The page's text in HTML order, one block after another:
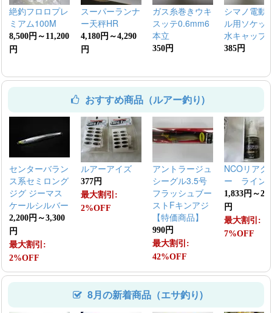
絶釣フロロプレ
ミアム100M
8,500円～11,200
円
スーパーランナ
ー天秤HR
4,180円～4,290
円
ガス糸巻きウキ
スッテ0.6mm6
本立
350円
シマノ電動
ル用ソケッ
水キャップ
385円
おすすめ商品（ルアー釣り)
センターバラン
ス系セミロング
ジグ ジーマス
ケールシルバー
2,200円～3,300
円
最大割引:
2%OFF
ルアーアイズ
377円
最大割引:
2%OFF
アントラージュ
シーグル3.5号
フラッシュブー
ストFキンアジ
【特価商品】
990円
最大割引:
42%OFF
NCOリアク
ー ライン
1,833円～
円
最大割引:
7%OFF
8月の新着商品（エサ釣り)